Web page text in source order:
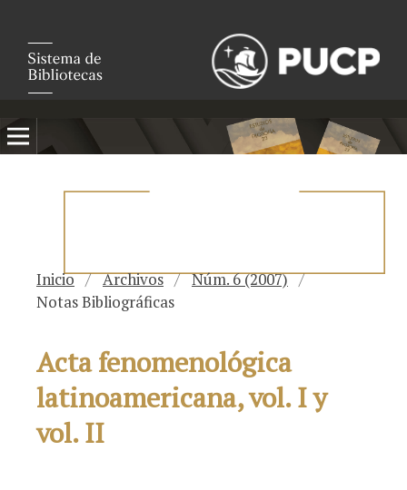
Inicio / Archivos / Núm. 6 (2007) /
Notas Bibliográficas
Acta fenomenológica
latinoamericana, vol. I y
vol. II